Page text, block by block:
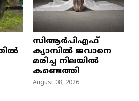
സിആർപിഎഫ്
ക്യാമ്പിൽ ജവാനെ
മരിച്ച നിലയിൽ
കണ്ടെത്തി
August 08, 2026